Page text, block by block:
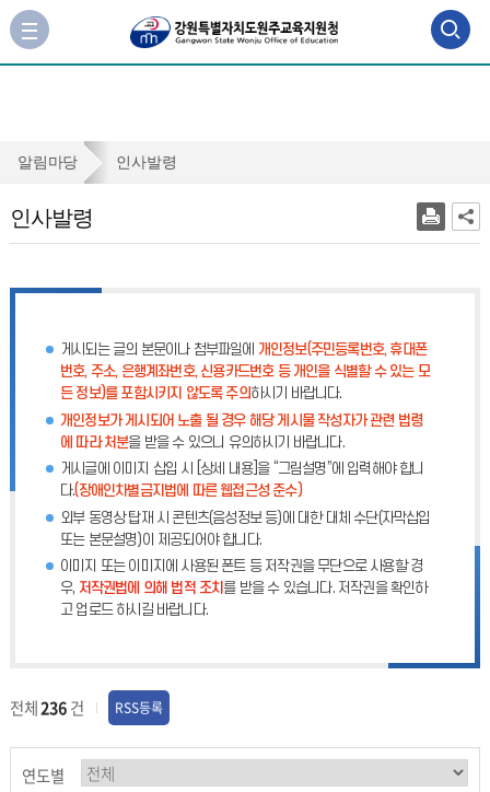
검
색
기
사
이
가
인
발
알림마당 인사발령
인사발령
게시되는 글의 본문이나 첨부파일에 개인정보(주민등록번호, 휴대폰
번호, 주소, 은행계좌번호, 신용카드번호 등 개인을 식별할 수 있는 모
든 정보)를 포함시키지 않도록 주의하시기 바랍니다.
개인정보가 게시되어 노출 될 경우 해당 게시물 작성자가 관련 법령
에 따라 처분을 받을 수 있으니 유의하시기 바랍니다.
게시글에 이미지 삽입 시 [상세 내용]을 “그림설명”에 입력해야 합니
다.(장애인차별금지법에 따른 웹접근성 준수)
외부 동영상 탑재 시 콘텐츠(음성정보 등)에 대한 대체 수단(자막삽입
또는 본문설명)이 제공되어야 합니다.
이미지 또는 이미지에 사용된 폰트 등 저작권을 무단으로 사용할 경
우, 저작권법에 의해 법적 조치 를 받을 수 있습니다. 저작권을 확인하
고 업로드 하시길 바랍니다.
전체236건 RSS등록
연도별